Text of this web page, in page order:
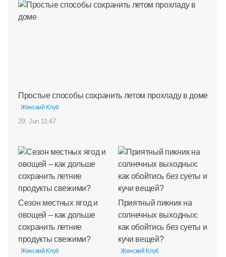
Простые способы сохранить летом прохладу в доме
Женский Клуб
29. Jun 11:47
Сезон местных ягод и
овощей – как дольше
сохранить летние
продукты свежими?
Женский Клуб
Приятный пикник на
солнечных выходных:
как обойтись без суеты и
кучи вещей?
Женский Клуб